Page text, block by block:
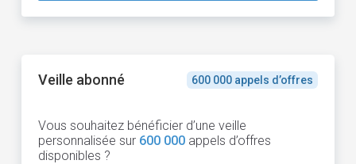
Veille abonné 600 000 appels d’offres
Vous souhaitez bénéficier d’une veille
personnalisée sur 600 000appels d’offres
disponibles ?